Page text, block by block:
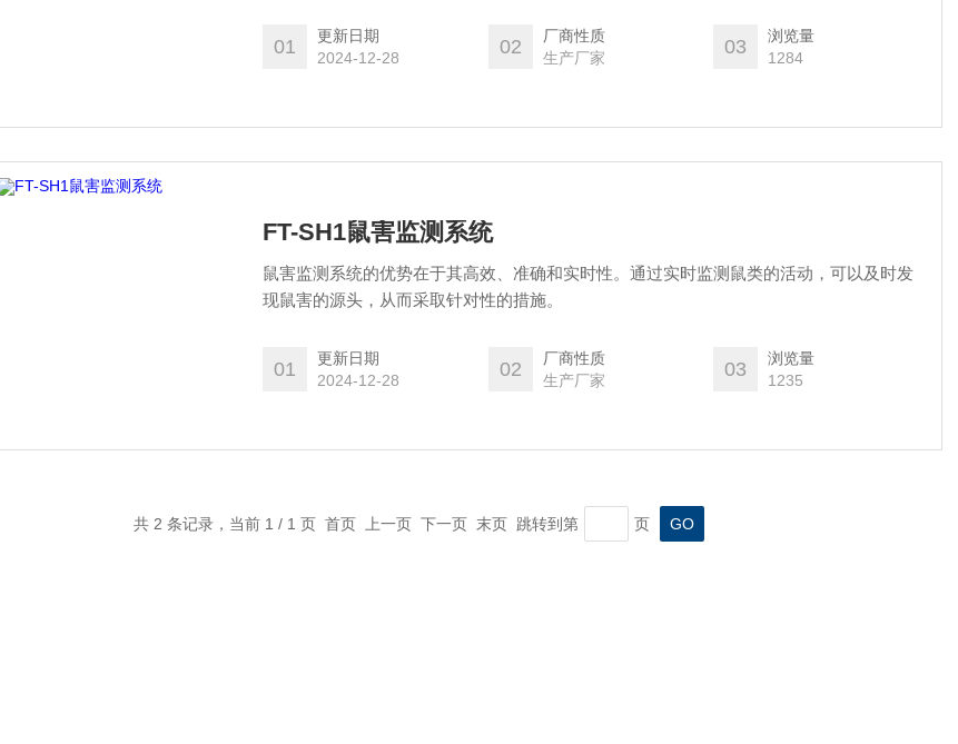
01
更新日期
2024-12-28
02
厂商性质
生产厂家
03
浏览量
1284
FT-SH1鼠害监测系统
鼠害监测系统的优势在于其高效、准确和实时性。通过实时监测鼠类的活动，可以及时发
现鼠害的源头，从而采取针对性的措施。
01
更新日期
2024-12-28
02
厂商性质
生产厂家
03
浏览量
1235
共 2 条记录，当前 1 / 1 页 首页 上一页 下一页 末页 跳转到第 页